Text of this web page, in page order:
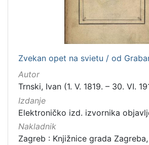
Zvekan opet na svietu / od
Autor
Trnski, Ivan (1. V. 1819. – 30. VI.
Izdanje
Elektroničko izd. izvornika
Nakladnik
Zagreb : Knjižnice grada